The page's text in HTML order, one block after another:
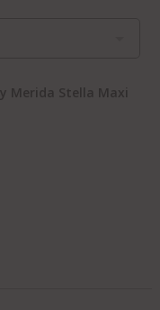
Merida Stella Maxi